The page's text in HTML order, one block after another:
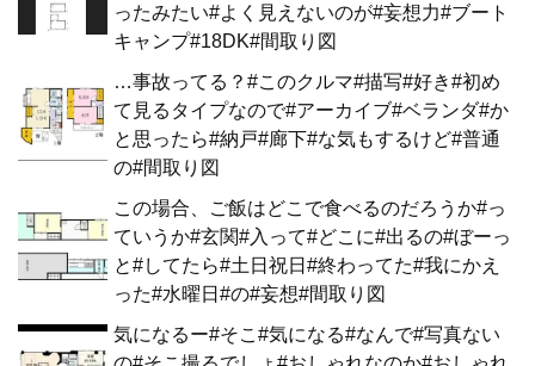
ったみたい#よく見えないのが#妄想力#ブート
キャンプ#18DK#間取り図
…事故ってる？#このクルマ#描写#好き#初め
て見るタイプなので#アーカイブ#ベランダ#か
と思ったら#納戸#廊下#な気もするけど#普通
の#間取り図
この場合、ご飯はどこで食べるのだろうか#っ
ていうか#玄関#入って#どこに#出るの#ぼーっ
と#してたら#土日祝日#終わってた#我にかえ
った#水曜日#の#妄想#間取り図
気になるー#そこ#気になる#なんで#写真ない